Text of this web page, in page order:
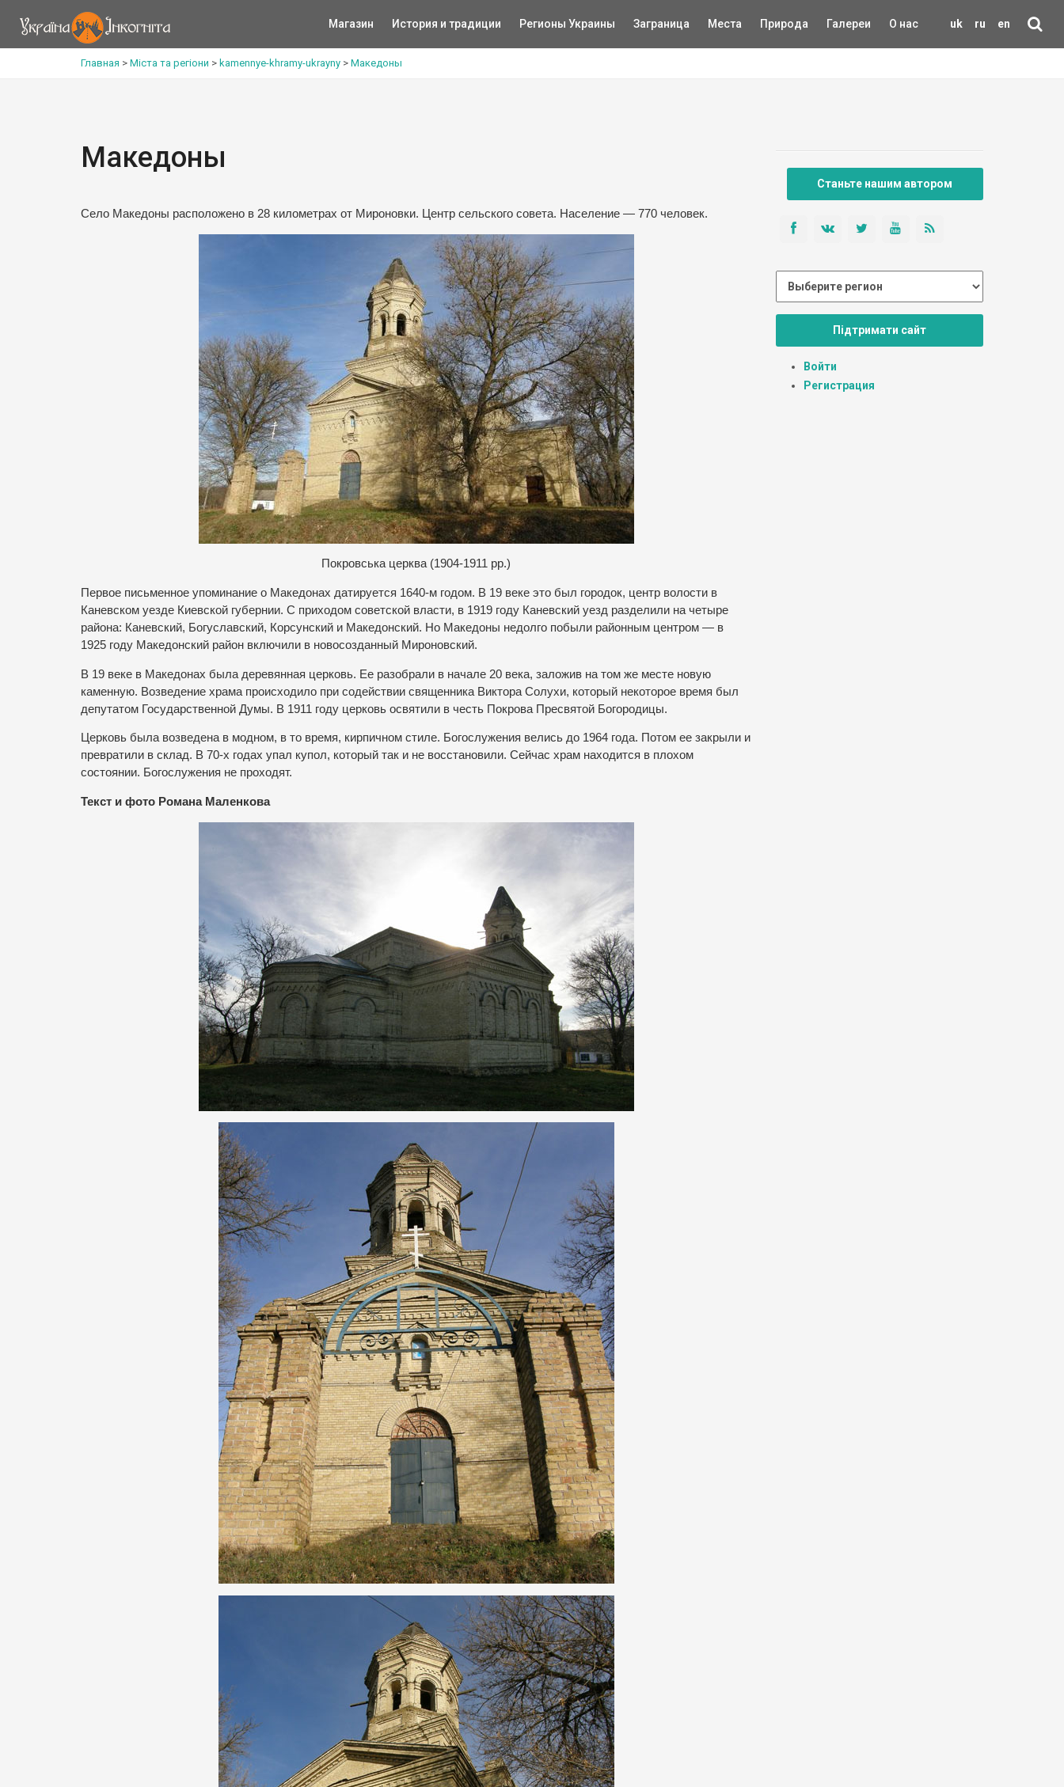
uk ru en
Магазин История и традиции Регионы Украины Заграница Места Природа Галереи О нас
Главная > Міста та регіони > kamennye-khramy-ukrayny > Македоны
Македоны
Село Македоны расположено в 28 километрах от Мироновки. Центр сельского совета. Население — 770 человек.
Покровська церква (1904-1911 рр.)
Первое письменное упоминание о Македонах датируется 1640-м годом. В 19 веке это был городок, центр волости в
Каневском уезде Киевской губернии. С приходом советской власти, в 1919 году Каневский уезд разделили на четыре
района: Каневский, Богуславский, Корсунский и Македонский. Но Македоны недолго побыли районным центром — в
1925 году Македонский район включили в новосозданный Мироновский.
В 19 веке в Македонах была деревянная церковь. Ее разобрали в начале 20 века, заложив на том же месте новую
каменную. Возведение храма происходило при содействии священника Виктора Солухи, который некоторое время был
депутатом Государственной Думы. В 1911 году церковь освятили в честь Покрова Пресвятой Богородицы.
Церковь была возведена в модном, в то время, кирпичном стиле. Богослужения велись до 1964 года. Потом ее закрыли и
превратили в склад. В 70-х годах упал купол, который так и не восстановили. Сейчас храм находится в плохом
состоянии. Богослужения не проходят.
Текст и фото Романа Маленкова
Станьте нашим автором
Підтримати сайт
Войти
Регистрация